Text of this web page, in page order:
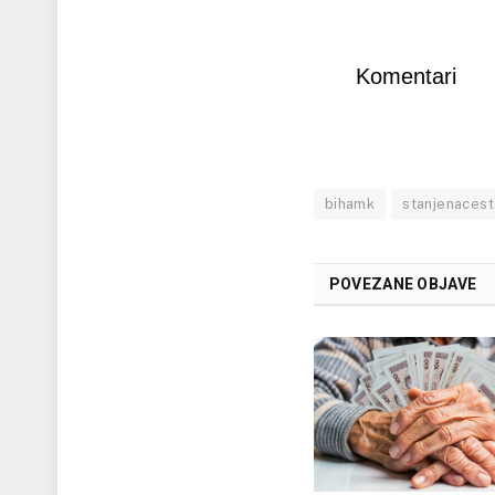
Komentari
bihamk
POVEZANE OBJAVE